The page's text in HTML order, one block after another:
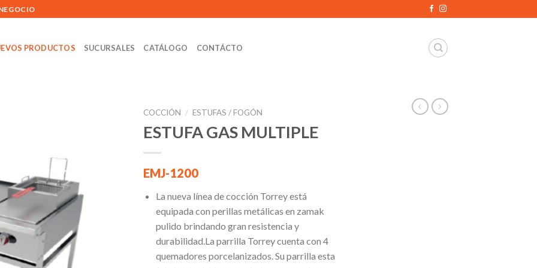
PRODUCTOS SUCURSALES CATÁLOGO CONTÁCTO
COCCIÓN / ESTUFAS / FOGÓN
ESTUFA GAS MULTIPLE
EMJ-1200
La nueva línea de cocción Torrey está
equipada con perillas metálicas en zamak
pulido brindando gran resistencia y
durabilidad.La parrilla Torrey cuenta con 4
quemadores porcelanizados. Su parrilla esta